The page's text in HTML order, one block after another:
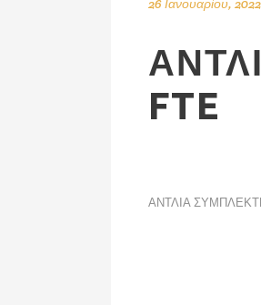
26 Ιανουαρίου, 2022
FTE
ΑΝΤΛΙΑ ΣΥΜΠΛΕΚΤΗ